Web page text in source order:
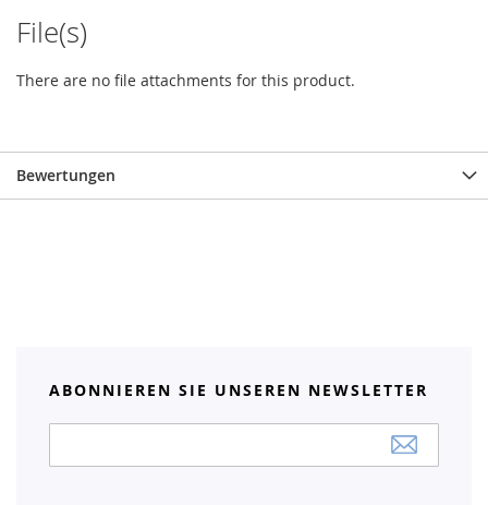
File(s)
There are no file attachments for this product.
Bewertungen
ABONNIEREN SIE UNSEREN NEWSLETTER
Newsletter: